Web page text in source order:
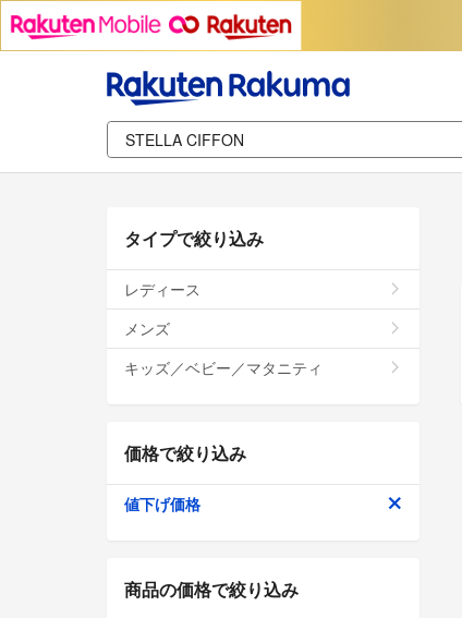
タイプで絞り込み
レディース
メンズ
キッズ／ベビー／マタニティ
価格で絞り込み
値下げ価格
商品の価格で絞り込み